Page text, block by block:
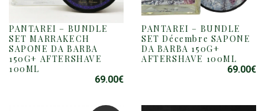
PANTAREI – BUNDLE
SET MARRAKECH
SAPONE DA BARBA
150G+ AFTERSHAVE
100ML
69.00€
PANTAREI – BUNDLE
SET Décembre SAPONE
DA BARBA 150G+
AFTERSHAVE 100ML
69.00€